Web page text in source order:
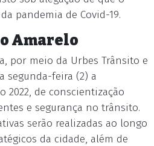
pandemia de Covid-19.
Amarelo
por meio da Urbes Trânsito e
segunda-feira (2) a
2022, de conscientização
e segurança no trânsito.
serão realizadas ao longo
da cidade, além de